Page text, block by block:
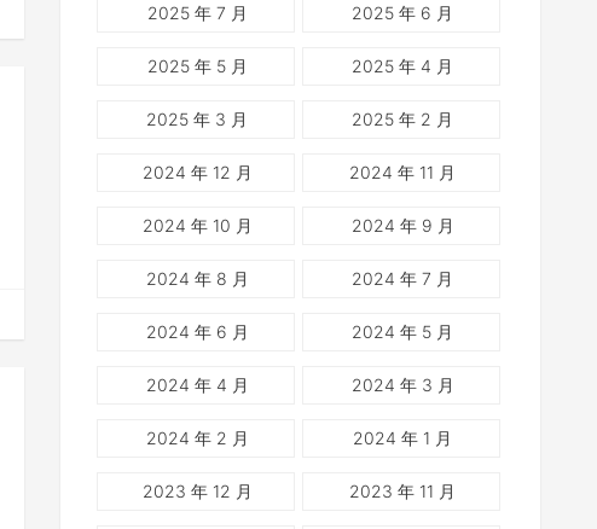
2025 年 7 月 2025 年 6 月
2025 年 5 月 2025 年 4 月
2025 年 3 月 2025 年 2 月
2024 年 12 月 2024 年 11 月
2024 年 10 月 2024 年 9 月
2024 年 8 月 2024 年 7 月
2024 年 6 月 2024 年 5 月
2024 年 4 月 2024 年 3 月
2024 年 2 月 2024 年 1 月
2023 年 12 月 2023 年 11 月